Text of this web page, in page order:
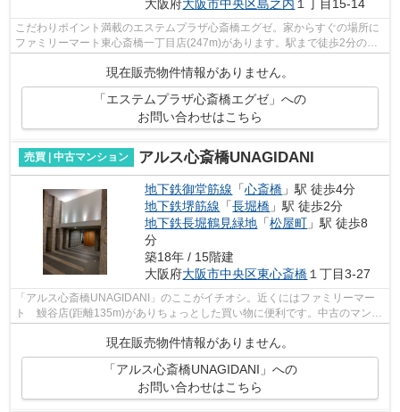
大阪府大阪市中央区島之内 １丁目15-14
こだわりポイント満載のエステムプラザ心斎橋エグゼ。家からすぐの場所に
ファミリーマート東心斎橋一丁目店(247m)があります。駅まで徒歩2分の位
置にある、好立地な物件です。11階建て...
現在販売物件情報がありません。
「エステムプラザ心斎橋エグゼ」への
お問い合わせはこちら
売買 | 中古マンション アルス心斎橋UNAGIDANI
地下鉄御堂筋線 「心斎橋 」駅 徒歩4分
地下鉄堺筋線 「長堀橋 」駅 徒歩2分
地下鉄長堀鶴見緑地 「松屋町 」駅 徒歩8
分
築18年 / 15階建
大阪府大阪市中央区東心斎橋１丁目3-27
「アルス心斎橋UNAGIDANI」のここがイチオシ。近くにはファミリーマー
ト 鰻谷店(距離135m)がありちょっとした買い物に便利です。中古のマンシ
現在販売物件情報がありません。
「アルス心斎橋UNAGIDANI」への
お問い合わせはこちら